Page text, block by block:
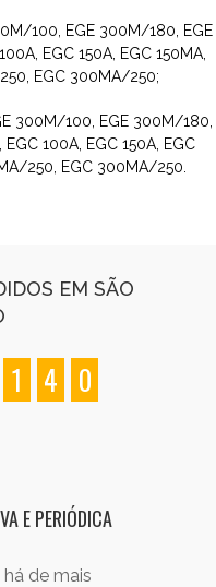
100, EGE 300M/180, EGE
EGC 150A, EGC 150MA,
EGC 300MA/250;
300M/100, EGE 300M/180,
100A, EGC 150A, EGC
250, EGC 300MA/250.
EM SÃO
1 4 0
E PERIÓDICA
de mais